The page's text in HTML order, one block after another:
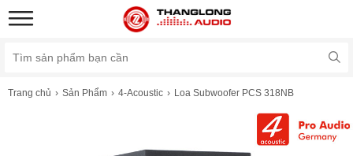
Trang chủ Sản Phẩm 4-Acoustic Loa Subwoofer PCS 318NB